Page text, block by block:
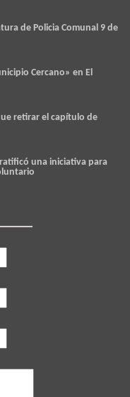
de Policia Comunal 9 de
Cercano» en El
retirar el capítulo de
una iniciativa para